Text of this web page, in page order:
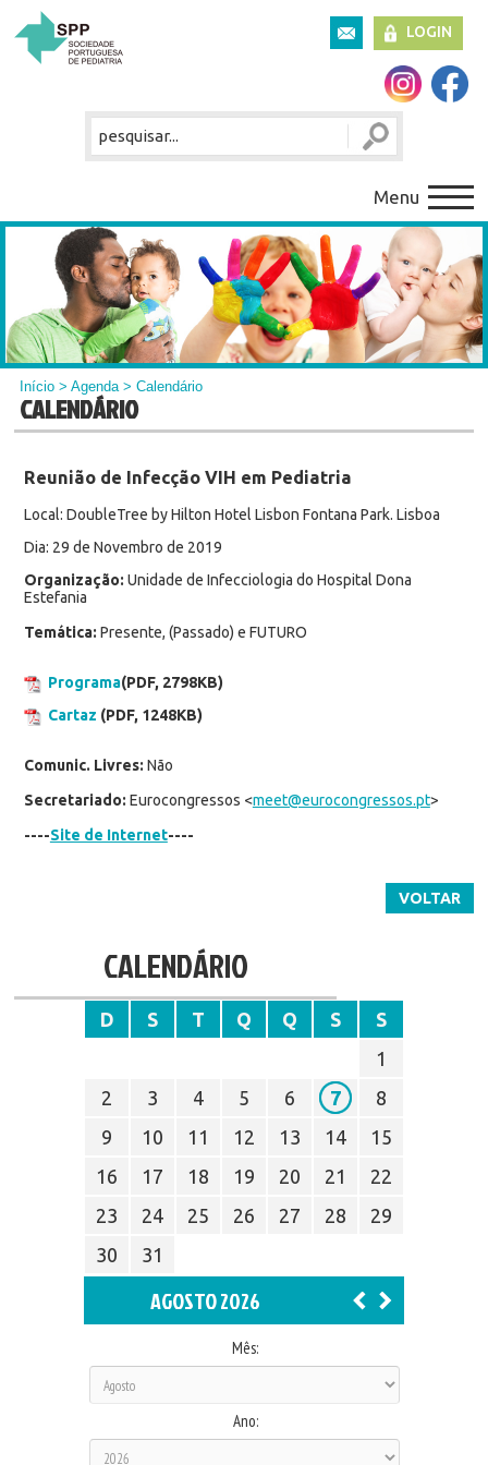
LOGIN
Menu
Início >Agenda> Calendário
CALENDÁRIO
Reunião de Infecção VIH em Pediatria
Local: DoubleTree by Hilton Hotel Lisbon Fontana Park. Lisboa
Dia: 29 de Novembro de 2019
Organização: Unidade de Infecciologia do Hospital Dona
Estefania
Temática: Presente, (Passado) e FUTURO
Programa(PDF, 2798KB)
Cartaz (PDF, 1248KB)
Comunic. Livres: Não
Secretariado: Eurocongressos <meet@eurocongressos.pt>
----Site de Internet----
VOLTAR
CALENDÁRIO
D S T Q Q S
S
1
2
3 4 5 6 7
8
9
10 11 12 13 14
15
16
17 18 19 20 21
22
23
24 25 26 27 28
29
30
31
AGOSTO 2026
Mês:
Ano: